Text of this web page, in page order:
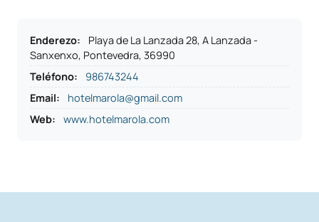
Enderezo:
Playa de La Lanzada 28, A Lanzada -
Sanxenxo, Pontevedra, 36990
Teléfono:
986743244
Email:
hotelmarola@gmail.com
Web:
www.hotelmarola.com